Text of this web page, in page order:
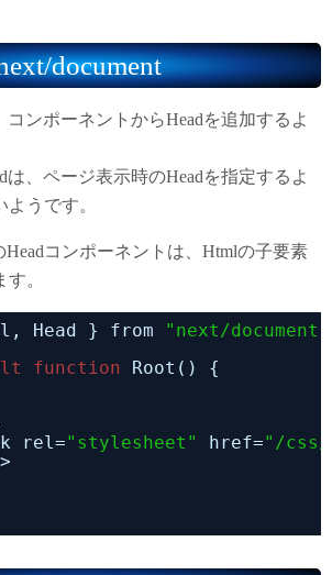
document
コンポーネントからHeadを追加するよ
は、ページ表示時のHeadを指定するよ
うです。
Headコンポーネントは、Htmlの子要素
。
Head } from "next/document"
function
Root() {
rel="stylesheet" href="/css/